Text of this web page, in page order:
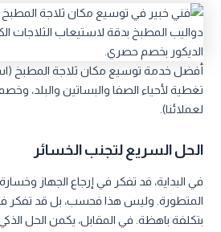
أفضل خدمة توسيع مكان ثلاجة المطبخ
تغطية لأحياء الصفا والبساتين والبلد،
لعملائنا).
الحل السريع لتجنب الخسائر
في البداية، قد تفكر في إرجاع الجهاز وخسارة
المتطورة. وليس هذا فحسب، بل قد تفكر
بتكلفة باهظة. في المقابل، يكمن الحل